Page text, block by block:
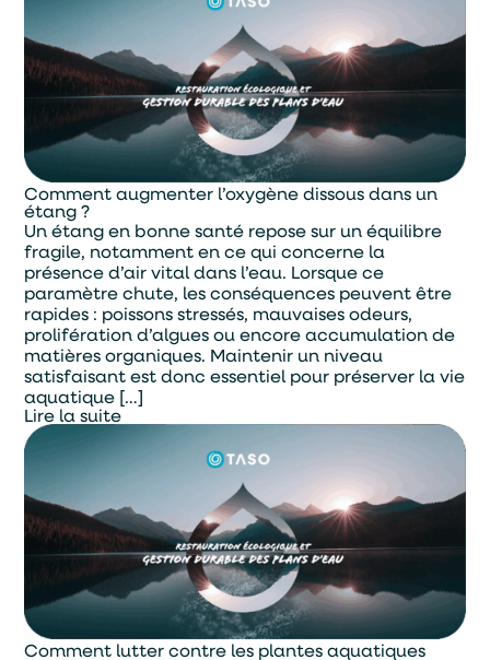
Comment augmenter l’oxygène dissous dans un
étang ?
Un étang en bonne santé repose sur un équilibre
fragile, notamment en ce qui concerne la
présence d’air vital dans l’eau. Lorsque ce
paramètre chute, les conséquences peuvent être
rapides : poissons stressés, mauvaises odeurs,
prolifération d’algues ou encore accumulation de
matières organiques. Maintenir un niveau
satisfaisant est donc essentiel pour préserver la vie
aquatique […]
Lire la suite
Comment lutter contre les plantes aquatiques